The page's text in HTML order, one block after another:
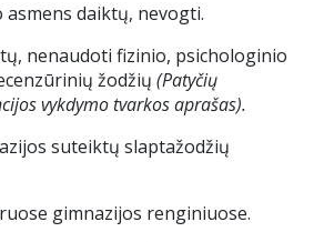
asmens daiktų, nevogti.
nenaudoti fizinio, psichologinio
žodžių (Patyčių
vykdymo tvarkos aprašas).
suteiktų slaptažodžių
gimnazijos renginiuose.